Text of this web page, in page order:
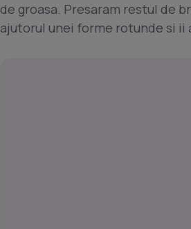
de groasa. Presaram restul de
ajutorul unei forme rotunde si ii